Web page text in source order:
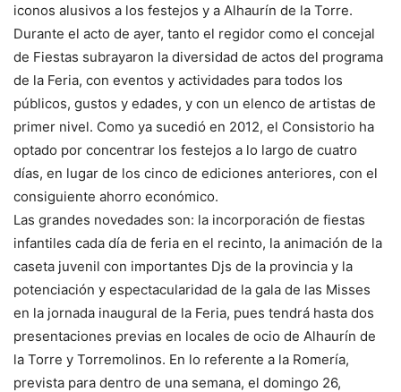
iconos alusivos a los festejos y a Alhaurín de la Torre.
Durante el acto de ayer, tanto el regidor como el concejal
de Fiestas subrayaron la diversidad de actos del programa
de la Feria, con eventos y actividades para todos los
públicos, gustos y edades, y con un elenco de artistas de
primer nivel. Como ya sucedió en 2012, el Consistorio ha
optado por concentrar los festejos a lo largo de cuatro
días, en lugar de los cinco de ediciones anteriores, con el
consiguiente ahorro económico.
Las grandes novedades son: la incorporación de fiestas
infantiles cada día de feria en el recinto, la animación de la
caseta juvenil con importantes Djs de la provincia y la
potenciación y espectacularidad de la gala de las Misses
en la jornada inaugural de la Feria, pues tendrá hasta dos
presentaciones previas en locales de ocio de Alhaurín de
la Torre y Torremolinos. En lo referente a la Romería,
prevista para dentro de una semana, el domingo 26,